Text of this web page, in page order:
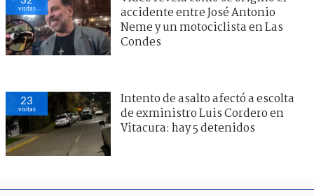
visitas
accidente entre José Antonio
Neme y un motociclista en Las
Condes
23
visitas
Intento de asalto afectó a escolta
de exministro Luis Cordero en
Vitacura: hay 5 detenidos